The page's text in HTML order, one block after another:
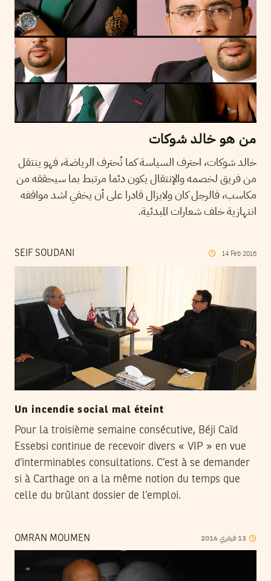
من هو خالد شوكات
خالد شوكات، احترف السياسة كما تُحترف الرياضة، فهو ينتقل
من فريق لخصمه والإنتقال يكون دئما مرتبط بما سيحققه من
مكاسب، فالرجل كان ولايزال قادرا على أن يخفي اشد مواقفه
انتهازية خلف شعارات المبدئية.
SEIF SOUDANI 14 Feb 2016
Un incendie social mal éteint
Pour la troisième semaine consécutive, Béji Caïd
Essebsi continue de recevoir divers « VIP » en vue
d’interminables consultations. C’est à se demander
si à Carthage on a la même notion du temps que
celle du brûlant dossier de l’emploi.
OMRAN MOUMEN 13 فيفري2016